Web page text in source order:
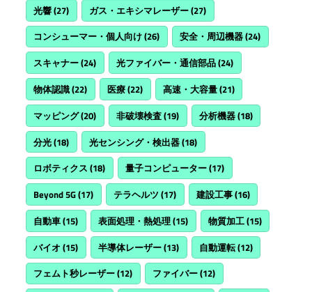
光響(27) ガス・エキシマレーザー(27)
コンシューマー・個人向け(26) 安全・周辺機器(24)
スキャナー(24) 光ファイバー・通信部品(24)
物体認識(22) 医療(22) 高速・大容量(21)
マッピング(20) 非破壊検査(19) 分析機器(18)
分光(18) 光センシング・検出器(18)
ロボティクス (18) 量子コンピューター(17)
Beyond 5G(17) テラヘルツ (17) 建設工事(16)
自動車(15) 表面処理・熱処理(15) 物質加工(15)
バイオ (15) 半導体レーザー(13) 自動運転(12)
フェムト秒レーザー(12) ファイバー(12)